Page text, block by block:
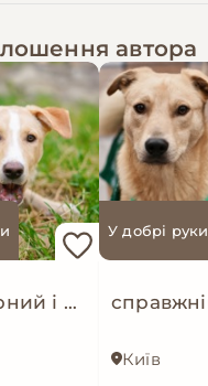
автора
Дуже гарний і розумний цуцик мріє про родину!
У добрі руки
Київ